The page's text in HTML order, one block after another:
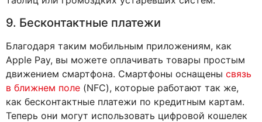
9. Бесконтактные платежи
Благодаря таким мобильным приложениям, как
Apple Pay, вы можете оплачивать товары простым
движением смартфона. Смартфоны оснащены связь
в ближнем поле (NFC), которые работают так же,
как бесконтактные платежи по кредитным картам.
Теперь они могут использовать цифровой кошелек